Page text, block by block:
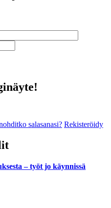
salasanasi? Rekisteröidy
– työt jo käynnissä